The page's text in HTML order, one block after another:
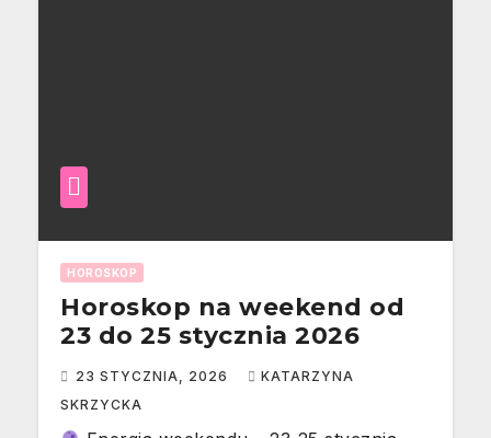
HOROSKOP
Horoskop na weekend od
23 do 25 stycznia 2026
23 STYCZNIA, 2026
KATARZYNA
SKRZYCKA